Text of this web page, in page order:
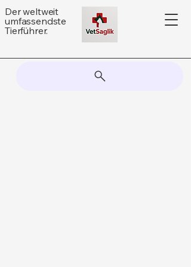
Der weltweit
umfassendste
Tierführer.